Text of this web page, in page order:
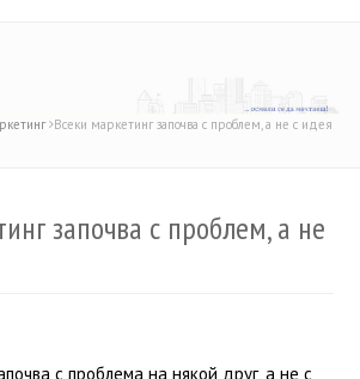
Всеки маркетинг започва с проблем, а не с идея
започва с проблем, а не
с проблема на някой друг, а не с